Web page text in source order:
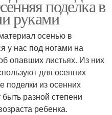
поделка в
руками
осенью в
у нас под ногами на
опавших листьях. Из них
для осенних
поделки из осенних
разной степени
ребенка.